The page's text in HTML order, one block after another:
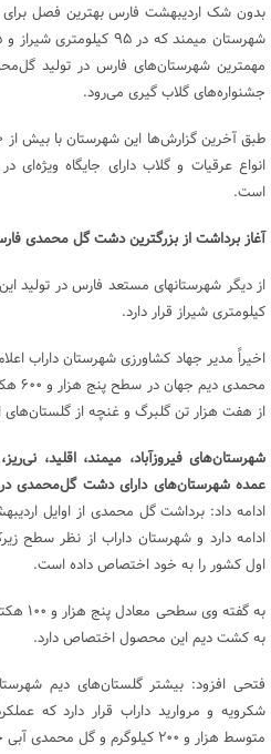
بدون شک اردیبهشت فارس بهترین فصل
مهمترین شهرستان‌های فارس در تولید
جشنواره‌های گلاب گیری می‌رود.
انواع عرقیات و گلاب دارای جایگاه
است.
آغاز برداشت از بزرگترین دشت گل محمدی
کیلومتری شیراز قرار دارد.
اخیراً مدیر جهاد کشاورزی شهرستان داراب
از هفت هزار تن گلبرگ و غنچه از
شهرستان‌های فیروزآباد، میمند، اقلید،
عمده شهرستان‌های دارای دشت گل‌محمدی
ادامه داد: برداشت گل محمدی از اوایل
ادامه دارد و شهرستان داراب از نظر سطح
اول کشور را به خود اختصاص داده است.
به
به کشت دیم این محصول اختصاص دارد.
فتحی افزود: بیشتر گلستان‌های دیم
شکرویه و مروارید داراب قرار دارد که
متوسط هزار و ۲۰۰ کیلوگرم و گل محمدی آبی حدود ۲هزار و ۵۰۰ کیلوگرم است.